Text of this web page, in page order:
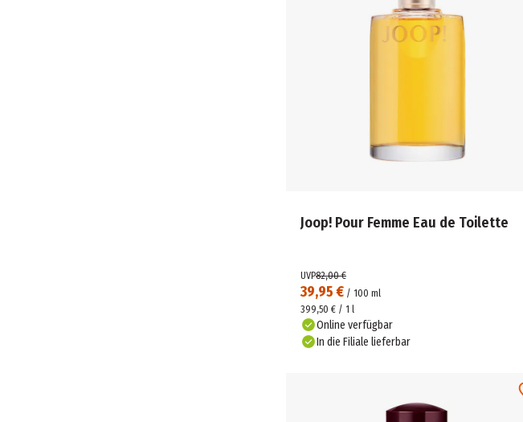
Joop! Pour Femme Eau de Toilette
39,95 € / 100 ml
UVP82,00 €
399,50 € / 1 l
Online verfügbar
In die Filiale lieferbar